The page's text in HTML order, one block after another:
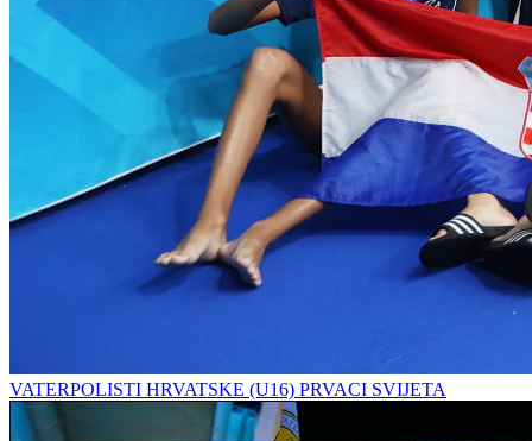
VATERPOLISTI HRVATSKE (U16) PRVACI SVIJETA